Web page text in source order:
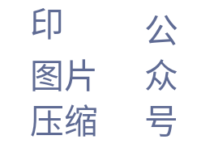
印
图片
压缩
公
众
号